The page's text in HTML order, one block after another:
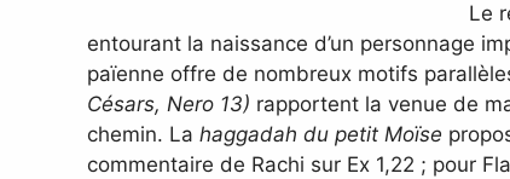
Le
entourant la naissance d’un personnage
païenne offre de nombreux motifs
Césars, Nero 13) rapportent la venue de
chemin. La haggadah du petit Moïse
commentaire de Rachi sur Ex 1,22 ; pour